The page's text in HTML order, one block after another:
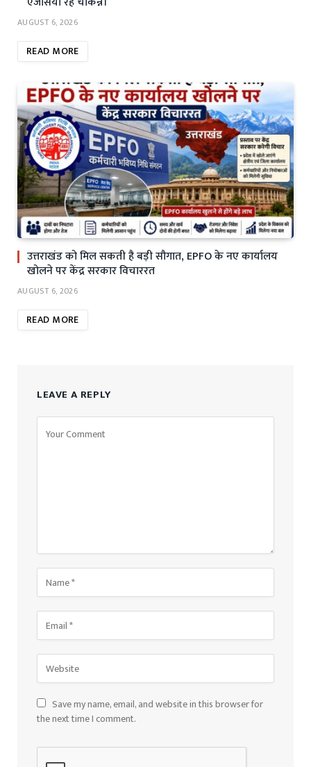
AUGUST 6, 2026
READ MORE
उत्तराखंड को मिल सकती है बड़ी सौगात, EPFO के नए कार्यालय
खोलने पर केंद्र सरकार विचाररत
AUGUST 6, 2026
READ MORE
LEAVE A REPLY
Save my name, email, and website in this browser for
the next time I comment.